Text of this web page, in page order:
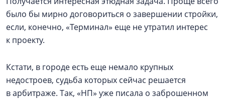
было бы мирно договориться о завершении стройки,
если, конечно, «Терминал» еще не утратил интерес
к проекту.
Кстати, в городе есть еще немало крупных
недостроев, судьба которых сейчас решается
в арбитраже. Так, «НП» уже писала о заброшенном